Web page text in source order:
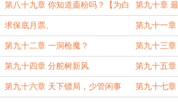
第八十九章 你知道齑粉吗？【为白
银盟龙牙令加更11【完毕】】
第九十章
护麟月加更
求保底月票、 第九十一
第九十二章 一洞枪魔？ 第九十三章
第九十四章 分舵树新风 第九十五章
第九十六章 天下镖局，少管闲事 第九十七